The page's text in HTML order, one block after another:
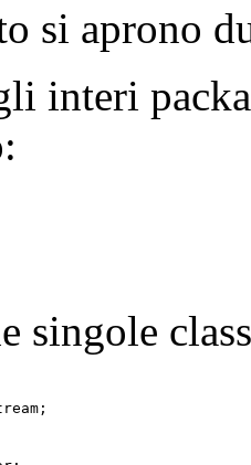
si aprono
interi
singole